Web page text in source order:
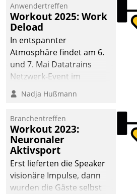
Anwendertreffen
Workout 2025: Work
Deload
In entspannter
Atmosphäre findet am 6.
und 7. Mai Datatrains
Netzwerk-Event im
Kunden- und Partnerkreis
statt. Zentrale Frage: Wie
Mammutprojekte
meistern und Workloads
wuppen – bei zunehmend
anspruchsvollen
Aufgaben und
abnehmendem
Nadja Hußmann
Branchentreffen
Workout 2023:
Neuronaler
Aktivsport
Erst lieferten die Speaker
visionäre Impulse, dann
wurden die Gäste selbst